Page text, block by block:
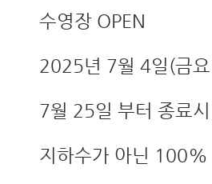
수영장 OPEN
2025년 7월 4일(금
7월 25일 부터 종료
지하수가 아닌 100%